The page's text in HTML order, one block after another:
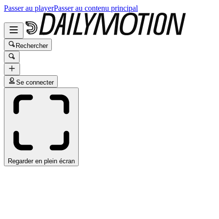
Passer au playerPasser au contenu principal
Rechercher
Se connecter
Regarder en plein écran